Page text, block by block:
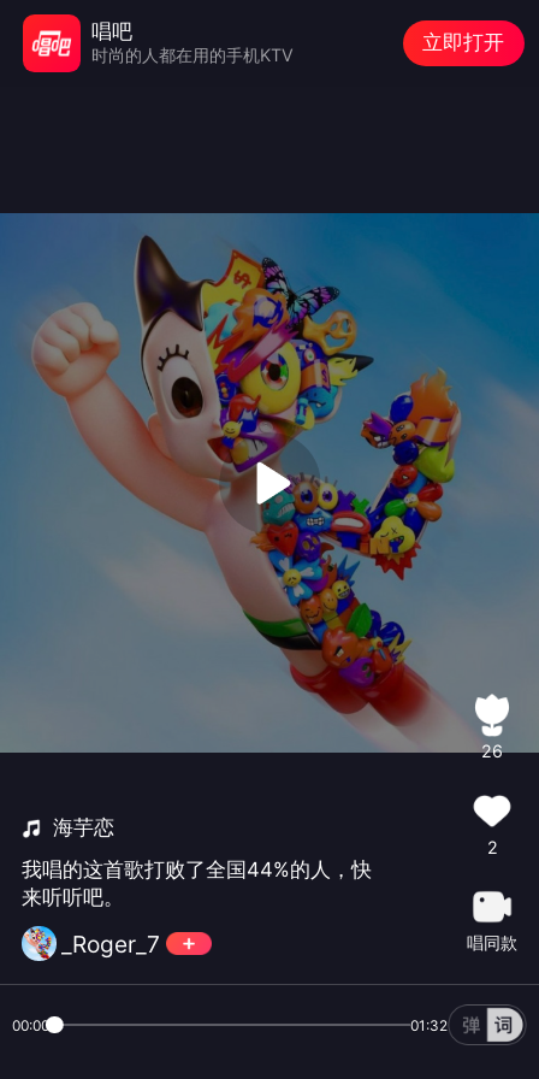
海芋恋
我唱的这首歌打败了全国44%的人，快
来听听吧。
_Roger_7
26
2
唱同款
00:00 01:32
唱吧
时尚的人都在用的手机KTV
立即打开